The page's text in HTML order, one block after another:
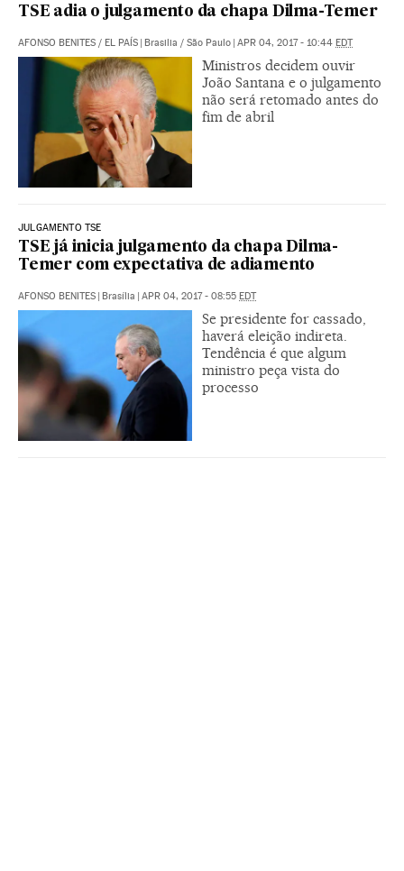
TSE adia o julgamento da chapa Dilma-Temer
AFONSO BENITES / EL PAÍS | Brasilia / São Paulo | APR 04, 2017 - 10:44 EDT
Ministros decidem ouvir
João Santana e o julgamento
não será retomado antes do
fim de abril
JULGAMENTO TSE
TSE já inicia julgamento da chapa Dilma-
Temer com expectativa de adiamento
AFONSO BENITES | Brasília | APR 04, 2017 - 08:55 EDT
Se presidente for cassado,
haverá eleição indireta.
Tendência é que algum
ministro peça vista do
processo